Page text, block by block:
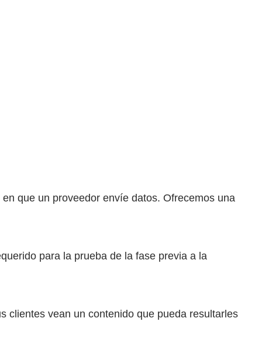
que un proveedor envíe datos. Ofrecemos una
para la prueba de la fase previa a la
clientes vean un contenido que pueda resultarles